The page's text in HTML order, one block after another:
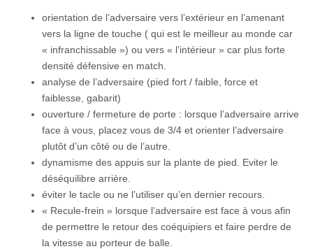
orientation de l’adversaire vers l’extérieur en l’amenant
vers la ligne de touche ( qui est le meilleur au monde car
« infranchissable ») ou vers « l’intérieur » car plus forte
densité défensive en match.
analyse de l’adversaire (pied fort / faible, force et
faiblesse, gabarit)
ouverture / fermeture de porte : lorsque l’adversaire arrive
face à vous, placez vous de 3/4 et orienter l’adversaire
plutôt d’un côté ou de l’autre.
dynamisme des appuis sur la plante de pied. Eviter le
déséquilibre arrière.
éviter le tacle ou ne l’utiliser qu’en dernier recours.
« Recule-frein » lorsque l’adversaire est face à vous afin
de permettre le retour des coéquipiers et faire perdre de
la vitesse au porteur de balle.